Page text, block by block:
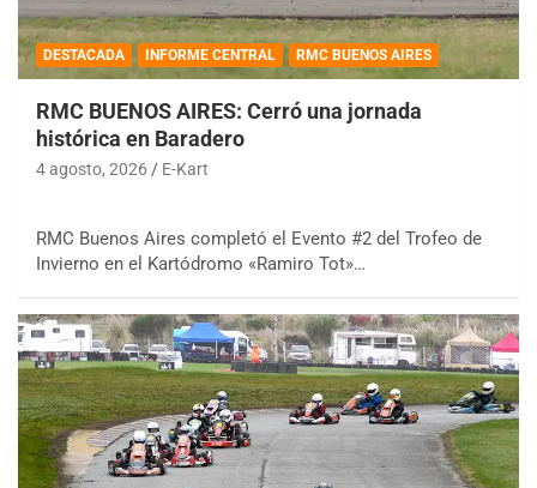
DESTACADA INFORME CENTRAL RMC BUENOS AIRES
RMC BUENOS AIRES: Cerró una jornada
histórica en Baradero
4 agosto, 2026 E-Kart
RMC Buenos Aires completó el Evento #2 del Trofeo de
Invierno en el Kartódromo «Ramiro Tot»…